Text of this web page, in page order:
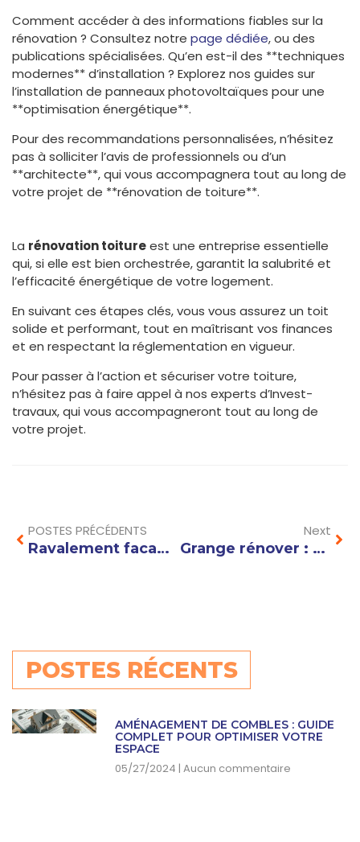
Comment accéder à des informations fiables sur la
rénovation ? Consultez notre page dédiée, ou des
publications spécialisées. Qu’en est-il des **techniques
modernes** d’installation ? Explorez nos guides sur
l’installation de panneaux photovoltaïques pour une
**optimisation énergétique**.
Pour des recommandations personnalisées, n’hésitez
pas à solliciter l’avis de professionnels ou d’un
**architecte**, qui vous accompagnera tout au long de
votre projet de **rénovation de toiture**.
La rénovation toitureest une entreprise essentielle
qui, si elle est bien orchestrée, garantit la salubrité et
l’efficacité énergétique de votre logement.
En suivant ces étapes clés, vous vous assurez un toit
solide et performant, tout en maîtrisant vos finances
et en respectant la réglementation en vigueur.
Pour passer à l’action et sécuriser votre toiture,
n’hésitez pas à faire appel à nos experts d’Invest-
travaux, qui vous accompagneront tout au long de
votre projet.
POSTES PRÉCÉDENTS
Ravalement facade immeuble prix : facteurs clés qui influencent le coût des travaux
Next
Grange rénover : astuces et conseils pour transformer un vieux bâtiment en logement cosy
POSTES RÉCENTS
AMÉNAGEMENT DE COMBLES : GUIDE
COMPLET POUR OPTIMISER VOTRE
ESPACE
05/27/2024 Aucun commentaire